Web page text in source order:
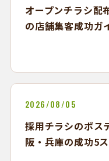
オープンチラシ配
の店舗集客成功ガ
2026/08/05
採用チラシのポス
阪・兵庫の成功5